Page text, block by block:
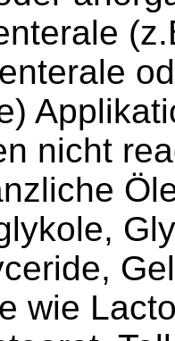
nicht
wie